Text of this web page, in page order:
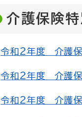
介護保険
令和2年度 介護保
令和2年度 介護保
令和2年度 介護保